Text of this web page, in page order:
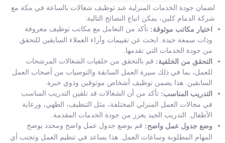
لضمان جودة الخدمات المنزلية عند توظيف شغالات بالساعة في مكة مع
شركة الدمام كلين، يمكن اتباع النصائح التالية:
اختيار مكاتب موثوقة: تأكد من التعامل مع مكاتب توظيف معروفة
وذات سمعة جيدة. ابحث عن تقييمات وآراء العملاء السابقين للتحقق
من جودة الخدمات التي تقدمها.
التحقق من الخلفية: قم بالتحقق من خلفيات الشغالات المرشحات
للعمل، بما في ذلك سيرة العمل السابقة والتوصيات من أصحاب العمل
السابقين. هذا يضمن توظيف أشخاص موثوقين وذوي خبرة.
التدريب المناسب: تأكد من أن الشغالات قد تلقين التدريب المناسب
في مجالات العمل المنزلي المختلفة، مثل التنظيف، الطهي، ورعاية
الأطفال. التدريب الجيد يعزز من جودة الخدمات المقدمة.
وضع جدول عمل واضح: قم بوضع جدول عمل واضح ومحدد يوضح
المهام المطلوبة وساعات العمل. هذا يساعد في تنظيم العمل وتجنب أي